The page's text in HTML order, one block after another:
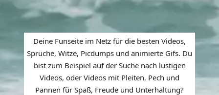
Deine Funseite im Netz für die besten Videos,
Sprüche, Witze, Picdumps und animierte Gifs. Du
bist zum Beispiel auf der Suche nach lustigen
Videos, oder Videos mit Pleiten, Pech und
Pannen für Spaß, Freude und Unterhaltung?